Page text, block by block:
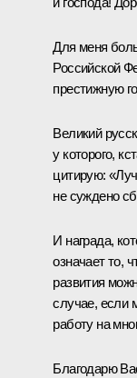
Для меня
Российской
престижную
Великий
у которого,
цитирую:
не суждено
И награда,
означает то,
развития
случае, если
работу на
Благодарю